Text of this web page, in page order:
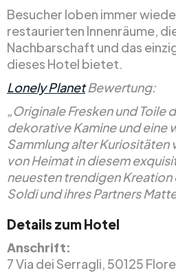
Besucher loben immer
restaurierten Innenräume,
Nachbarschaft und das
dieses Hotel bietet.
Lonely Planet Bewertung:
„Originale Fresken und
dekorative Kamine und eine
Sammlung alter Kuriositäten
von Heimat in diesem
neuesten trendigen
Soldi und ihres Partners
Details zum Hotel
Anschrift:
7 Via dei Serragli, 50125